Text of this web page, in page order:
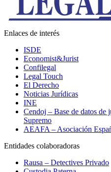
Enlaces de interés
ISDE
Economist&Jurist
Confilegal
Legal Touch
El Derecho
Noticias Jurídicas
INE
Cendoj – Base de datos de
Supremo
AEAFA – Asociación
Entidades colaboradoras
Rausa – Detectives Privado